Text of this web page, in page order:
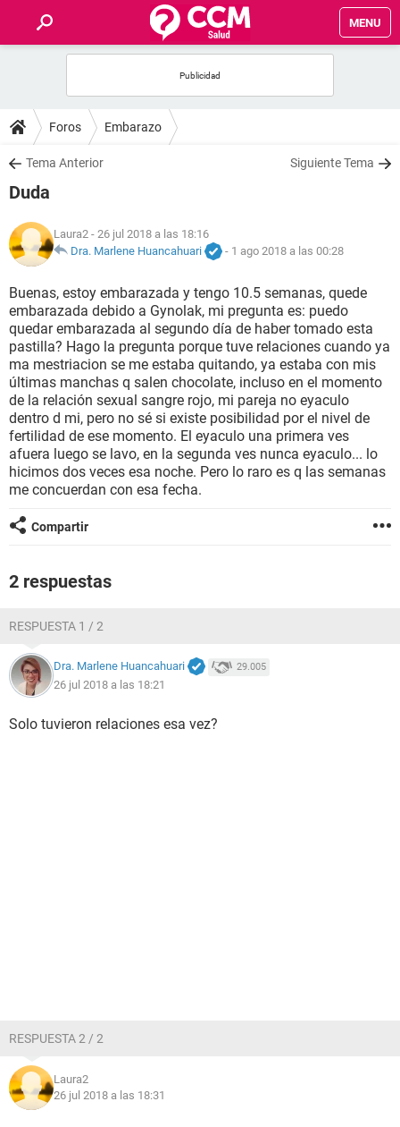
MENU
FOROS
SALUD
NUTRICIÓN
BIENESTAR
SEXUALIDAD
GLOSARIO
Foros Embarazo
Tema Anterior Siguiente Tema
Duda
Laura2 - 26 jul 2018 a las 18:16
Dra. Marlene Huancahuari
- 1 ago 2018 a las 00:28
Buenas, estoy embarazada y tengo 10.5 semanas, quede
embarazada debido a Gynolak, mi pregunta es: puedo
quedar embarazada al segundo día de haber tomado esta
pastilla? Hago la pregunta porque tuve relaciones cuando ya
ma mestriacion se me estaba quitando, ya estaba con mis
últimas manchas q salen chocolate, incluso en el momento
de la relación sexual sangre rojo, mi pareja no eyaculo
dentro d mi, pero no sé si existe posibilidad por el nivel de
fertilidad de ese momento. El eyaculo una primera ves
afuera luego se lavo, en la segunda ves nunca eyaculo... lo
hicimos dos veces esa noche. Pero lo raro es q las semanas
me concuerdan con esa fecha.
Compartir
2 respuestas
RESPUESTA 1 / 2
Dra. Marlene Huancahuari 29.005
26 jul 2018 a las 18:21
Solo tuvieron relaciones esa vez?
RESPUESTA 2 / 2
Laura2
26 jul 2018 a las 18:31